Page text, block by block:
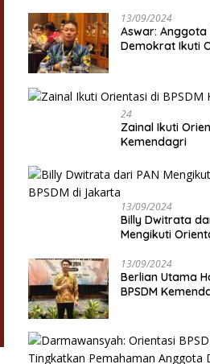
13/09/2024
Aswar: Anggota
Demokrat Ikuti
24
Zainal Ikuti
Kemendagri
13/09/2024
Billy Dwitrata
Mengikuti
13/09/2024
Berlian Utama
BPSDM